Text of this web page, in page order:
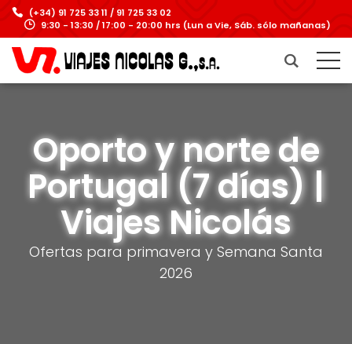
(+34) 91 725 33 11 / 91 725 33 02
9:30 - 13:30 / 17:00 - 20:00 hrs (Lun a Vie, Sáb. sólo mañanas)
Oporto y norte de
Portugal (7 días) |
Viajes Nicolás
Ofertas para primavera y Semana Santa
2026